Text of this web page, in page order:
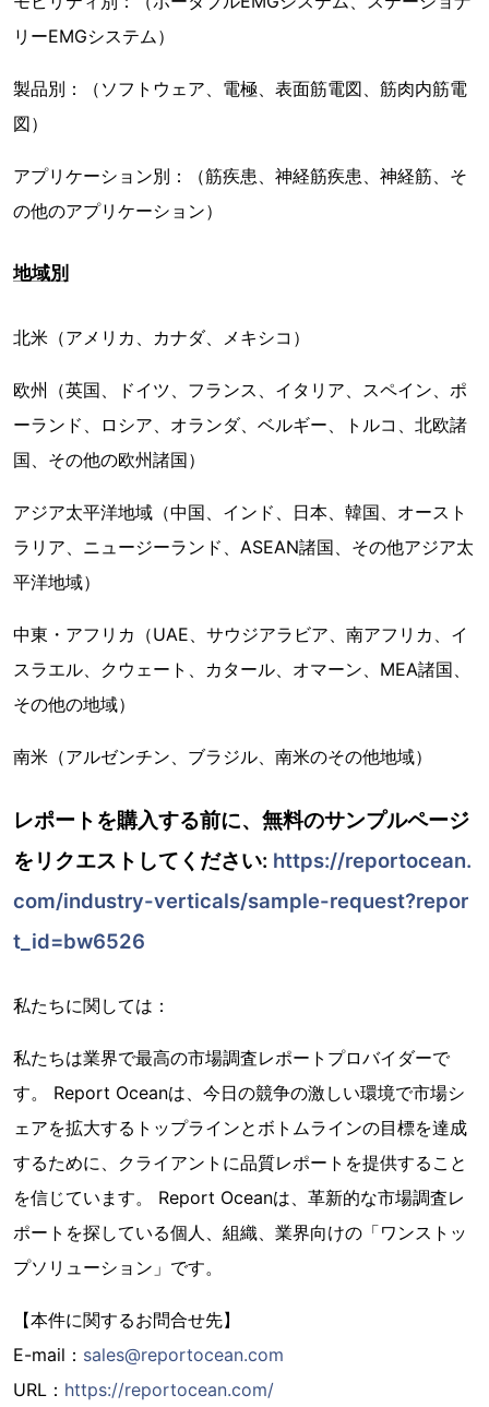
リーEMGシステム）
製品別：（ソフトウェア、電極、表面筋電図、筋肉内筋電
図）
アプリケーション別：（筋疾患、神経筋疾患、神経筋、そ
の他のアプリケーション）
地域別
北米（アメリカ、カナダ、メキシコ）
欧州（英国、ドイツ、フランス、イタリア、スペイン、ポ
ーランド、ロシア、オランダ、ベルギー、トルコ、北欧諸
国、その他の欧州諸国）
アジア太平洋地域（中国、インド、日本、韓国、オースト
ラリア、ニュージーランド、ASEAN諸国、その他アジア太
平洋地域）
中東・アフリカ（UAE、サウジアラビア、南アフリカ、イ
スラエル、クウェート、カタール、オマーン、MEA諸国、
その他の地域）
南米（アルゼンチン、ブラジル、南米のその他地域）
レポートを購入する前に、無料のサンプルページ
をリクエストしてください: https://reportocean.
com/industry-verticals/sample-request?repor
t_id=bw6526
私たちに関しては：
私たちは業界で最高の市場調査レポートプロバイダーで
す。 Report Oceanは、今日の競争の激しい環境で市場シ
ェアを拡大するトップラインとボトムラインの目標を達成
するために、クライアントに品質レポートを提供すること
を信じています。 Report Oceanは、革新的な市場調査レ
ポートを探している個人、組織、業界向けの「ワンストッ
プソリューション」です。
【本件に関するお問合せ先】
E-mail： sales@reportocean.com
URL： https://reportocean.com/